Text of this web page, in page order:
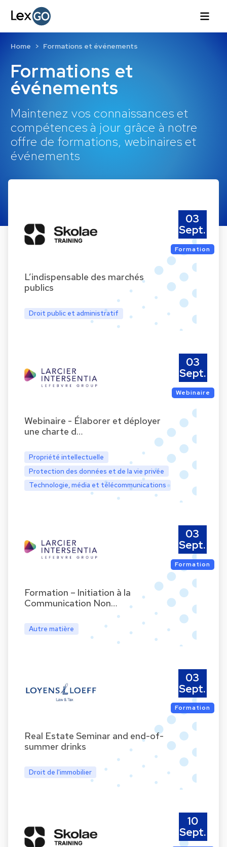
Formations et
événements
Maintenez vos connaissances et
compétences à jour grâce à notre
offre de formations, webinaires et
événements
Home Formations et événements
L’indispensable des marchés
publics
Droit public et administratif
03
Sept.
Formation
Webinaire - Élaborer et déployer
une charte d…
Propriété intellectuelle
Protection des données et de la vie privée
Technologie, média et télécommunications
03
Sept.
Webinaire
Formation – Initiation à la
Communication Non…
Autre matière
03
Sept.
Formation
Real Estate Seminar and end-of-
summer drinks
Droit de l'immobilier
03
Sept.
Formation
10
Sept.